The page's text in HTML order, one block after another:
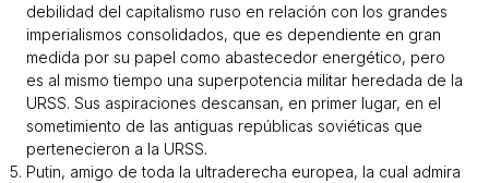
debilidad del capitalismo ruso en relación con los grandes
imperialismos consolidados, que es dependiente en gran
medida por su papel como abastecedor energético, pero
es al mismo tiempo una superpotencia militar heredada de la
URSS. Sus aspiraciones descansan, en primer lugar, en el
sometimiento de las antiguas repúblicas soviéticas que
pertenecieron a la URSS.
Putin, amigo de toda la ultraderecha europea, la cual admira